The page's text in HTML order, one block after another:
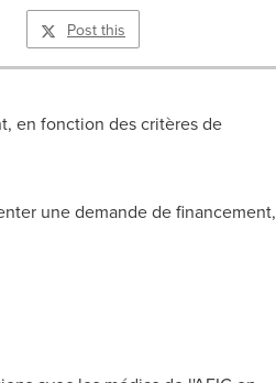
Post this
en fonction des critères de
une demande de financement,